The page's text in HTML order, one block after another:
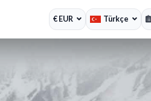
€ EUR Türkçe